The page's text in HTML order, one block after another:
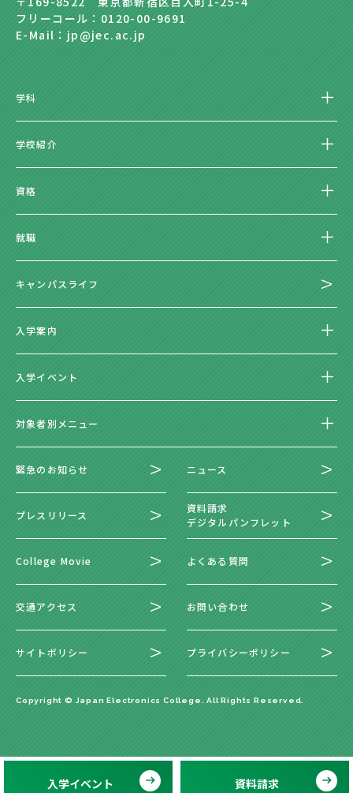
フリーコール：0120-00-9691
E-Mail：jp@jec.ac.jp
学科
学校紹介
資格
就職
キャンパスライフ
入学案内
入学イベント
対象者別メニュー
緊急のお知らせ ニュース
プレスリリース
資料請求
デジタルパンフレット
College Movie よくある質問
交通アクセス お問い合わせ
サイトポリシー プライバシーポリシー
Copyright © Japan Electronics College. All Rights Reserved.
入学イベント 資料請求